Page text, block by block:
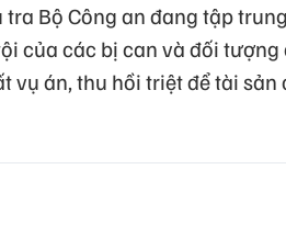
Bộ Công an đang tập
của các bị can và đối tượng
vụ án, thu hồi triệt để tài sản